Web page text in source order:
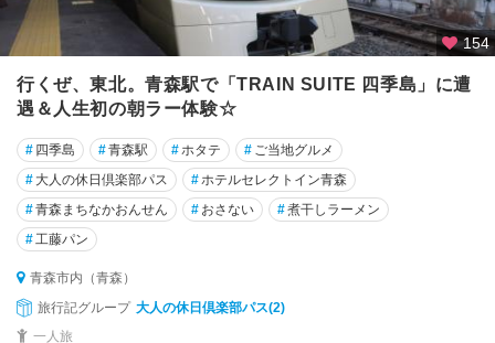
154
行くぜ、東北。青森駅で「TRAIN SUITE 四季島」に遭
遇＆人生初の朝ラー体験☆
# 四季島 #青森駅 #ホタテ # ご当地グルメ
# 大人の休日倶楽部パス #ホテルセレクトイン青森
#青森まちなかおんせん # おさない #煮干しラーメン
#工藤パン
青森市内（青森）
旅行記グループ 大人の休日倶楽部パス(2)
一人旅